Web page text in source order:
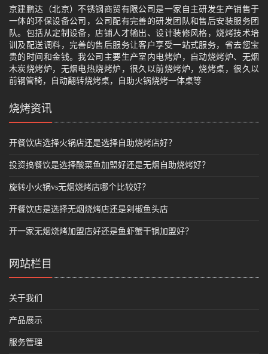
京建鹏达（北京）不锈钢商贸有限公司是一家自主研发生产销售于
一体的环保设备公司，公司配有完善的研发团队和售后安装服务团
队。包括从定制设备，店铺人才输出、设计装修风格，烧烤技术培
训及配送调料，完善的售后服务让客户享受一站式服务，省去您宝
贵的时间和金钱。我公司主要生产室内电烤炉，自动烧烤炉、无烟
木炭烧烤炉，无烟电热烧烤炉，很久以前烧烤炉，烧烤桌，很久以
前钢管椅，自动翻转烧烤桌，自助火锅烧烤一体桌等
烧烤资讯
开餐饮店选择火锅店还是选择自助烧烤店好？
投资搞餐饮是选择酸菜鱼加盟好还是无烟自助烧烤好？
旋转小火锅vs无烟烧烤店哪个比较好？
开餐饮店是选择无烟烧烤店还是剁椒鱼头店
开一家无烟烧烤加盟店好还是鱼虾蟹干锅加盟好？
网站栏目
关于我们
产品展示
服务管理